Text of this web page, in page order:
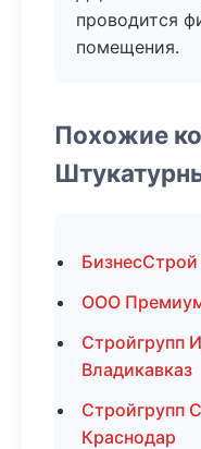
проводится
помещения.
Похожие
ООО
Стройгрупп
Владикавказ
Стройгрупп
Краснодар